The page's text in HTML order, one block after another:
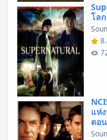
โล
แห่
ตอ